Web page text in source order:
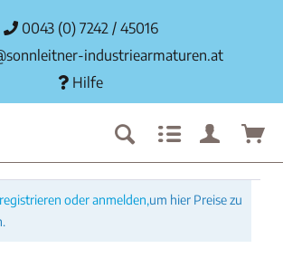
0043 (0) 7242 / 45016
industriearmaturen.at
Hilfe
registrieren oder anmelden,um hier Preise zu